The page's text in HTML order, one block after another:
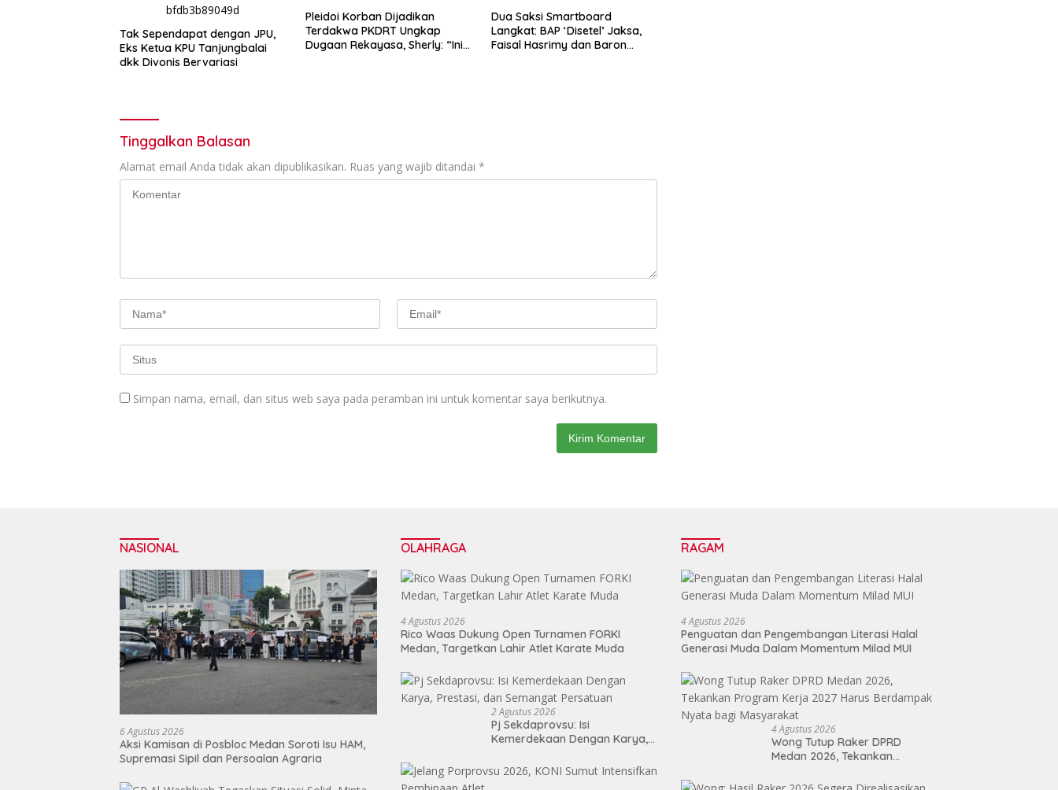
Tak Sependapat dengan JPU,
Eks Ketua KPU Tanjungbalai
dkk Divonis Bervariasi
Pleidoi Korban Dijadikan
Terdakwa PKDRT Ungkap
Dugaan Rekayasa, Sherly: “Ini
Dua Saksi Smartboard
Langkat: BAP ‘Disetel’ Jaksa,
Faisal Hasrimy dan Baron
Tinggalkan Balasan
Alamat email Anda tidak akan dipublikasikan. Ruas yang wajib ditandai *
Simpan nama, email, dan situs web saya pada peramban ini untuk komentar saya berikutnya.
NASIONAL
6 Agustus 2026
Aksi Kamisan di Posbloc Medan Soroti Isu HAM,
Supremasi Sipil dan Persoalan Agraria
OLAHRAGA
4 Agustus 2026
Rico Waas Dukung Open Turnamen FORKI
Medan, Targetkan Lahir Atlet Karate Muda
2 Agustus 2026
Pj Sekdaprovsu: Isi
Kemerdekaan Dengan Karya,
Persatuan
RAGAM
4 Agustus 2026
Penguatan dan Pengembangan Literasi Halal
Generasi Muda Dalam Momentum Milad MUI
4 Agustus 2026
Wong Tutup Raker DPRD
Medan 2026, Tekankan
Berdampak Nyata bagi